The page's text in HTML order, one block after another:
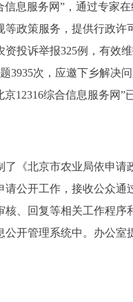
信息服务网”，通过专
政策服务，提供行政
投诉举报325例，有效
3935次，应邀下乡解决
12316综合信息服务网
北京市农业局依申请
公开工作，接收公众
、回复等相关工作程
开管理系统中。办公